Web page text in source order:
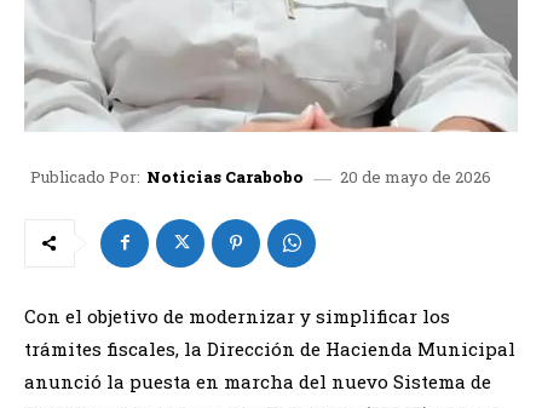
Publicado Por: Noticias Carabobo 20 de mayo de 2026
Con el objetivo de modernizar y simplificar los
trámites fiscales, la Dirección de Hacienda Municipal
anunció la puesta en marcha del nuevo Sistema de